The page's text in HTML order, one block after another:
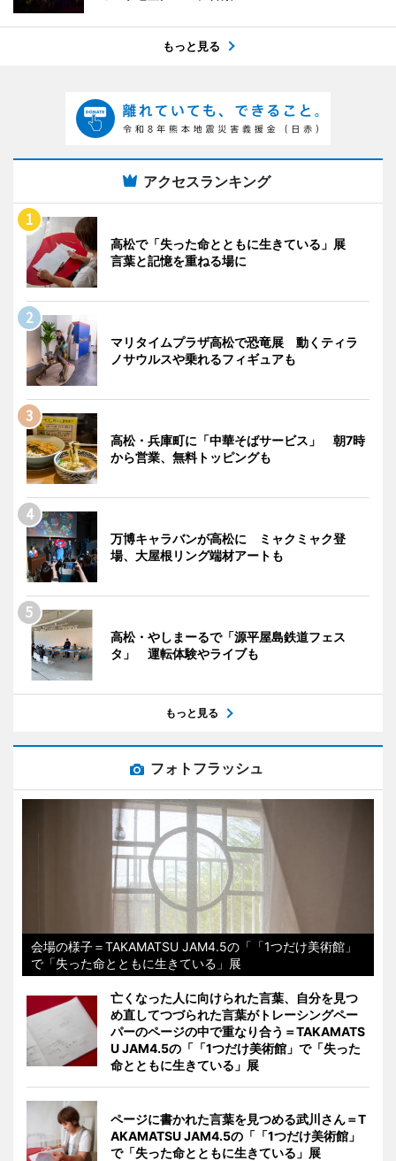
もっと見る
アクセスランキング
高松で「失った命とともに生きている」展
言葉と記憶を重ねる場に
マリタイムプラザ高松で恐竜展 動くティラ
ノサウルスや乗れるフィギュアも
高松・兵庫町に「中華そばサービス」 朝7時
から営業、無料トッピングも
万博キャラバンが高松に ミャクミャク登
場、大屋根リング端材アートも
高松・やしまーるで「源平屋島鉄道フェス
タ」 運転体験やライブも
もっと見る
フォトフラッシュ
会場の様子＝TAKAMATSU JAM4.5の「「1つだけ美術館」
で「失った命とともに生きている」展
亡くなった人に向けられた言葉、自分を見つ
め直してつづられた言葉がトレーシングペー
パーのページの中で重なり合う＝TAKAMATS
U JAM4.5の「「1つだけ美術館」で「失った
命とともに生きている」展
ページに書かれた言葉を見つめる武川さん＝T
AKAMATSU JAM4.5の「「1つだけ美術館」
で「失った命とともに生きている」展